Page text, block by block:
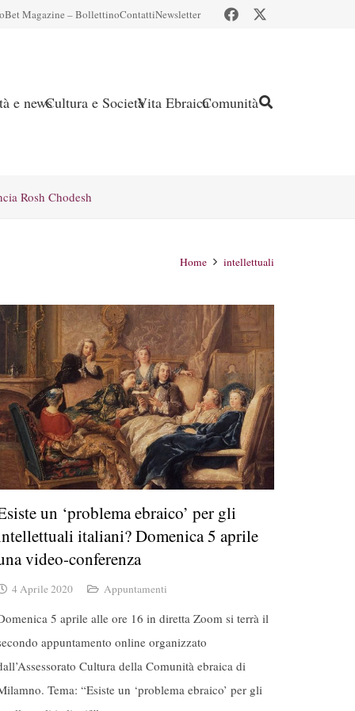
Bet Magazine – BollettinoContattiNewsletter
e newsCultura e SocietàVita EbraicaComunità
Rosh Chodesh
Home intellettuali
un ‘problema ebraico’ per gli
italiani? Domenica 5 aprile
video-conferenza
4 Aprile 2020 Appuntamenti
5 aprile alle ore 16 in diretta Zoom si terrà il
appuntamento online organizzato
Cultura della Comunità ebraica di
Tema: “Esiste un ‘problema ebraico’ per gli